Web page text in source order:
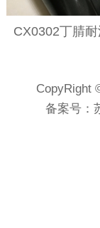
CX0302丁腈
CopyRight
备案号：